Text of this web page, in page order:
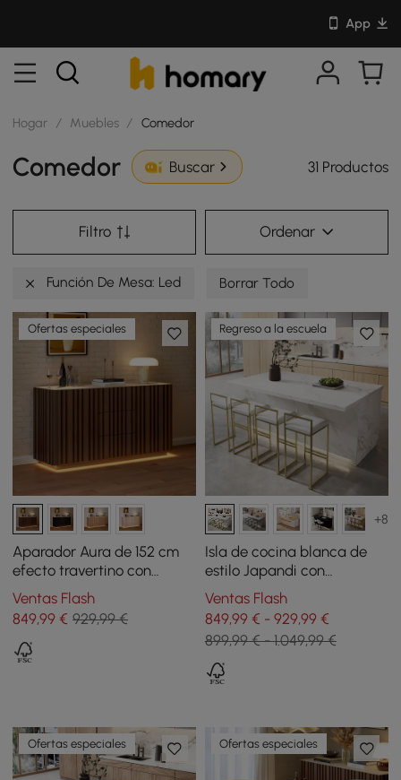
App
Hogar / Muebles / Comedor
Comedor Buscar 31 Productos
Filtro Ordenar
Función De Mesa: Led Borrar Todo
Ofertas especiales
Aparador Aura de 152 cm
efecto travertino con
puertas alistonadas de
fresno y luz LED nogal
Ventas Flash
849,99 € 929,99 €
Regreso a la escuela
+8
Isla de cocina blanca de
estilo Japandi con
almacenamiento múltiple y
luz LED
Ventas Flash
849,99 € - 929,99 €
899,99 € - 1.049,99 €
Ofertas especiales Ofertas especiales